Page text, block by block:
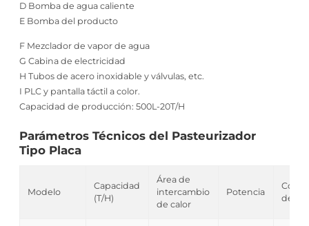
D Bomba de agua caliente
E Bomba del producto
F Mezclador de vapor de agua
G Cabina de electricidad
H Tubos de acero inoxidable y válvulas, etc.
I PLC y pantalla táctil a color.
Capacidad de producción: 500L-20T/H
Parámetros Técnicos del Pasteurizador
Tipo Placa
Modelo
Capacidad
(T/H)
Área de
intercambio
de calor
Potencia
de